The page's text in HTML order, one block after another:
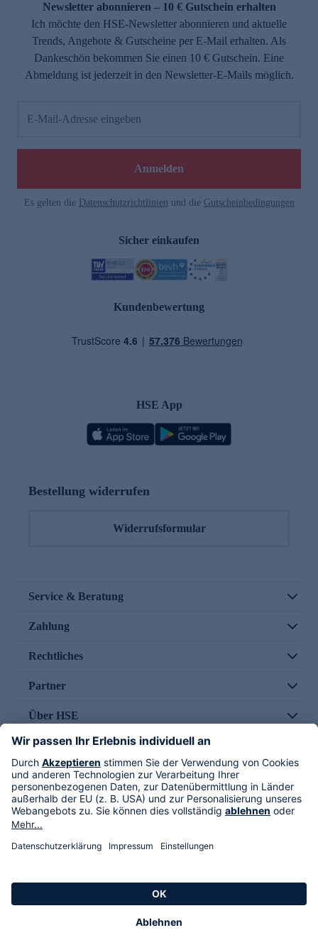
Newsletter abonnieren – 10 € Gutschein erhalten
Ich möchte den HSE-Newsletter abonnieren und aktuelle
Trends, Angebote & Gutscheine per E-Mail erhalten. Als
Dankeschön bekommen Sie einen 10 € Gutschein. Eine
Abmeldung ist jederzeit in den Newsletter-E-Mails möglich.
E-Mail-Adresse eingeben
Anmelden
Es gelten die Datenschutzrichtlinien und die Gutscheinbedingungen
Sicher einkaufen
Kundenbewertung
HSE App
Bestellung widerrufen
Widerrufsformular
Service & Beratung
Zahlung
Rechtliches
Partner
Über HSE
Im TV
HSE International